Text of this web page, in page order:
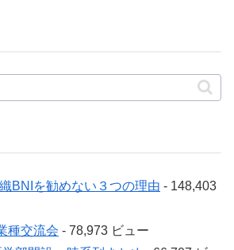
BNIを勧めない３つの理由 - 148,403
種交流会 - 78,973 ビュー